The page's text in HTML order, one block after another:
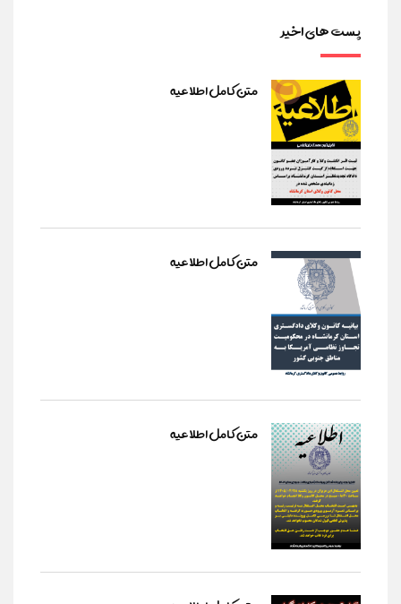
پست های اخیر
متن کامل اطلاعیه
متن کامل اطلاعیه
متن کامل اطلاعیه